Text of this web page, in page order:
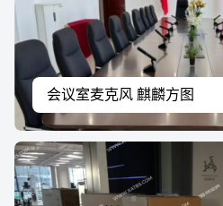
会议室麦克风 麒麟方图